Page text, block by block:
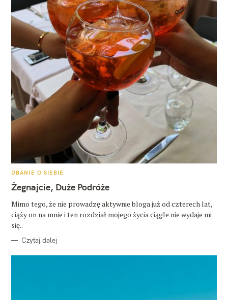
K
T
E
O
R
I
DBANIE O SIEBIE
Żegnajcie, Duże Podróże
Mimo tego, że nie prowadzę aktywnie bloga już od czterech lat,
ciąży on na mnie i ten rozdział mojego życia ciągle nie wydaje mi
się..
Czytaj dalej